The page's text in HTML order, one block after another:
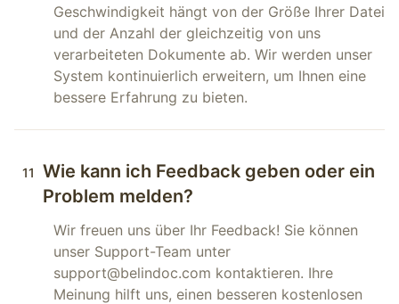
Geschwindigkeit hängt von der Größe Ihrer Datei
und der Anzahl der gleichzeitig von uns
verarbeiteten Dokumente ab. Wir werden unser
System kontinuierlich erweitern, um Ihnen eine
bessere Erfahrung zu bieten.
11
Wie kann ich Feedback geben oder ein
Problem melden?
Wir freuen uns über Ihr Feedback! Sie können
unser Support-Team unter
support@belindoc.com kontaktieren. Ihre
Meinung hilft uns, einen besseren kostenlosen